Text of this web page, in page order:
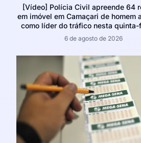
[Vídeo] Polícia Civil apreende 64
em imóvel em Camaçari de homem
como líder do tráfico nesta quinta-
6 de agosto de 2026